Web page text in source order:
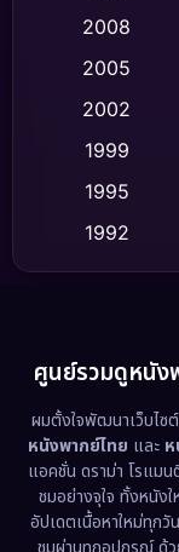
Crime อาชญา
Cult Film
Dance เต้น
Detective สืบส
Disaster
Disney+
Drama ดราม่า
2008
2005
2002
1999
1995
1992
1989
ศูนย์รวมดูหนัง
ผมตั้งใจพัฒนาเว็บไซ
หนังพากย์ไทย และ
แอคชั่น ดราม่า โรแม
ชมอย่างจุใจ ทั้งหนัง
อัปเดตเนื้อหาใหม่ทุก